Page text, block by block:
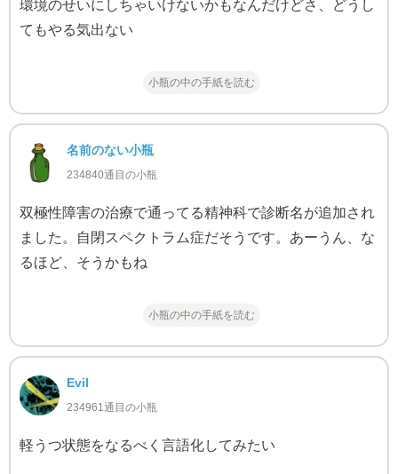
環境のせいにしちゃいけないかもなんだけどさ、どうし
てもやる気出ない
小瓶の中の手紙を読む
名前のない小瓶
234840通目の小瓶
双極性障害の治療で通ってる精神科で診断名が追加され
ました。自閉スペクトラム症だそうです。あーうん、な
るほど、そうかもね
小瓶の中の手紙を読む
Evil
234961通目の小瓶
軽うつ状態をなるべく言語化してみたい